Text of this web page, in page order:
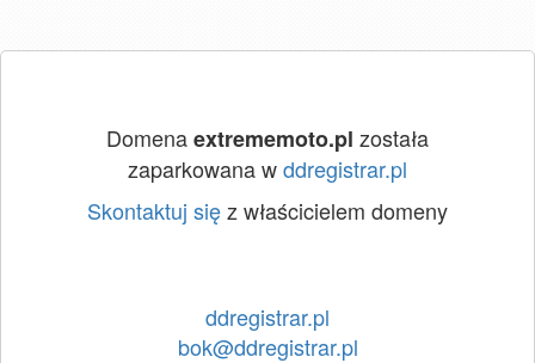
Domenaextrememoto.pl została
zaparkowana wddregistrar.pl
Skontaktuj sięz właścicielem domeny
ddregistrar.pl
bok@ddregistrar.pl